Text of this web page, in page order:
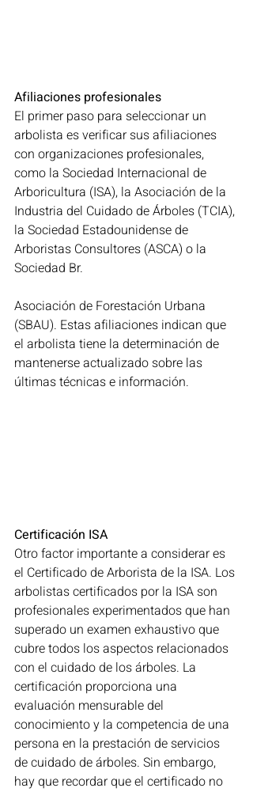
Afiliaciones profesionales
El primer paso para seleccionar un
arbolista es verificar sus afiliaciones
con organizaciones profesionales,
como la Sociedad Internacional de
Arboricultura (ISA), la Asociación de la
Industria del Cuidado de Árboles (TCIA),
la Sociedad Estadounidense de
Arboristas Consultores (ASCA) o la
Sociedad Br.
Asociación de Forestación Urbana
(SBAU). Estas afiliaciones indican que
el arbolista tiene la determinación de
mantenerse actualizado sobre las
últimas técnicas e información.
Certificación ISA
Otro factor importante a considerar es
el Certificado de Arborista de la ISA. Los
arbolistas certificados por la ISA son
profesionales experimentados que han
superado un examen exhaustivo que
cubre todos los aspectos relacionados
con el cuidado de los árboles. La
certificación proporciona una
evaluación mensurable del
conocimiento y la competencia de una
persona en la prestación de servicios
de cuidado de árboles. Sin embargo,
hay que recordar que el certificado no